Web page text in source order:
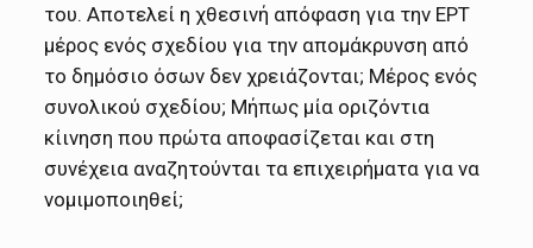
του. Αποτελεί η χθεσινή απόφαση για την ΕΡΤ
μέρος ενός σχεδίου για την απομάκρυνση από
το δημόσιο όσων δεν χρειάζονται; Μέρος ενός
συνολικού σχεδίου; Μήπως μία οριζόντια
κίινηση που πρώτα αποφασίζεται και στη
συνέχεια αναζητούνται τα επιχειρήματα για να
νομιμοποιηθεί;